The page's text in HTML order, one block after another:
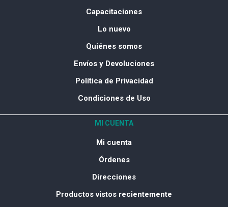
Capacitaciones
Lo nuevo
Quiénes somos
Envíos y Devoluciones
Política de Privacidad
Condiciones de Uso
MI CUENTA
Mi cuenta
Órdenes
Direcciones
Productos vistos recientemente